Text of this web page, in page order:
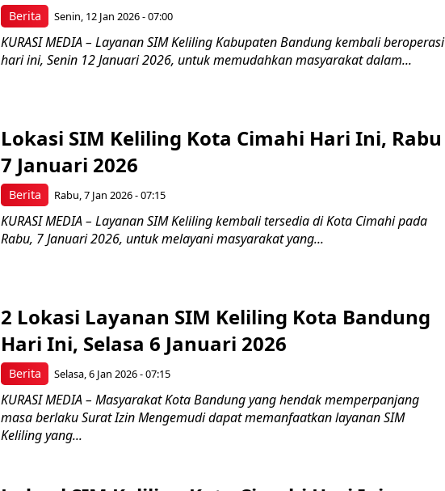
Berita Senin, 12 Jan 2026 - 07:00
KURASI MEDIA – Layanan SIM Keliling Kabupaten Bandung kembali beroperasi
hari ini, Senin 12 Januari 2026, untuk memudahkan masyarakat dalam...
Berita
Lokasi SIM Keliling Kota Cimahi Hari Ini, Rabu
7 Januari 2026
Rabu, 7 Jan 2026 - 07:15
KURASI MEDIA – Layanan SIM Keliling kembali tersedia di Kota Cimahi pada
Rabu, 7 Januari 2026, untuk melayani masyarakat yang...
Berita
2 Lokasi Layanan SIM Keliling Kota Bandung
Hari Ini, Selasa 6 Januari 2026
Selasa, 6 Jan 2026 - 07:15
KURASI MEDIA – Masyarakat Kota Bandung yang hendak memperpanjang
masa berlaku Surat Izin Mengemudi dapat memanfaatkan layanan SIM
Keliling yang...